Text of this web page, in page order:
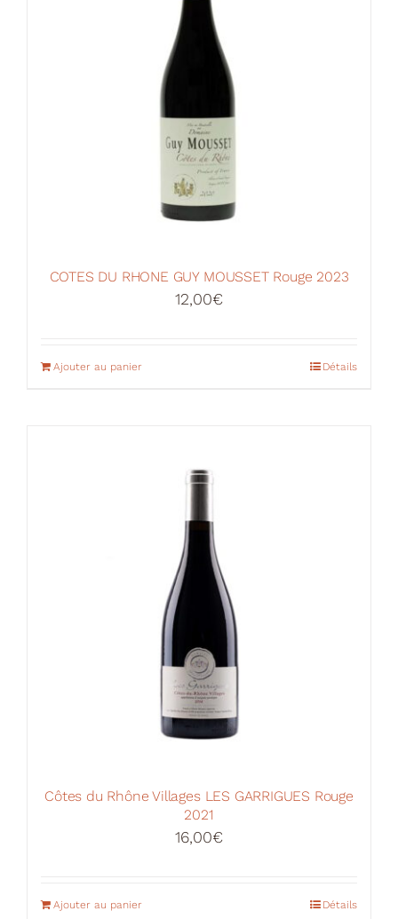
COTES DU RHONE GUY MOUSSET Rouge 2023
12,00€
Ajouter au panier Détails
Côtes du Rhône Villages LES GARRIGUES Rouge
2021
16,00€
Ajouter au panier Détails